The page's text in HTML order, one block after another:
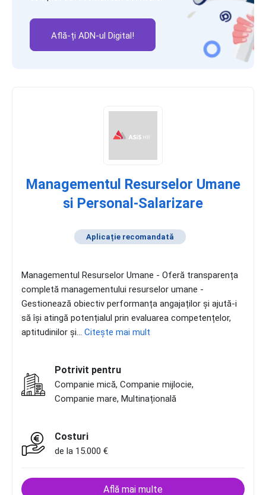
Află-ți ADN-ul Digital!
Managementul Resurselor Umane
si Personal-Salarizare
Aplicație recomandată
Managementul Resurselor Umane - Oferă transparența
completă managementului resurselor umane -
Gestionează obiectiv performanța angajaților și ajută-i
să își atingă potențialul prin evaluarea competențelor,
aptitudinilor și... Citește mai mult
Potrivit pentru
Companie mică, Companie mijlocie,
Companie mare, Multinațională
Costuri
de la 15.000 €
Află mai multe